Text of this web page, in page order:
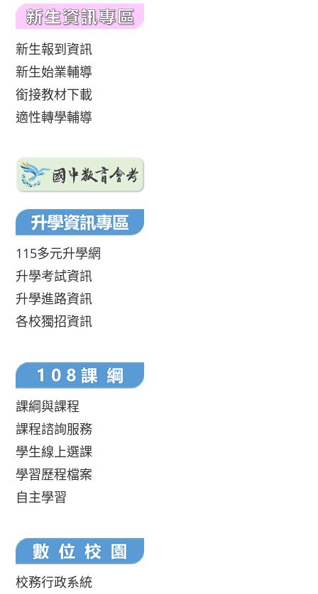
新生報到資訊
新生始業輔導
銜接教材下載
適性轉學輔導
115多元升學網
升學考試資訊
升學進路資訊
各校獨招資訊
課綱與課程
課程諮詢服務
學生線上選課
學習歷程檔案
自主學習
校務行政系統